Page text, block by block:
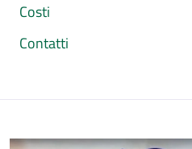
Costi
Contatti